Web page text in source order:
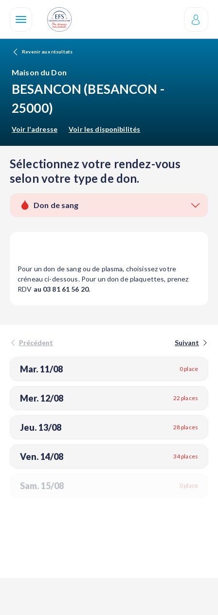
contenu
Revenir aux résultats
Maison du Don
BESANCON (BESANCON -
25000)
Voir l'adresse Voir les disponibilités
Sélectionnez votre rendez-vous
selon votre type de don.
Don de sang
Pour un don de sang ou de plasma, choisissez votre
créneau ci-dessous. Pour un don de plaquettes, prenez
RDV au 03 81 61 56 20.
Mar. 11/08 0 place
Mer. 12/08 22 places
Jeu. 13/08 28 places
Ven. 14/08 34 places
Sam. 15/08 0 place
Précédent Suivant